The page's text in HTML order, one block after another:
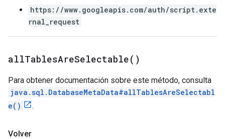
https://www.googleapis.com/auth/script.exte
rnal_request
allTablesAreSelectable( )
Para obtener documentación sobre este método, consulta
java.sql.DatabaseMetaData#allTablesAreSelectabl
e()
.
Volver